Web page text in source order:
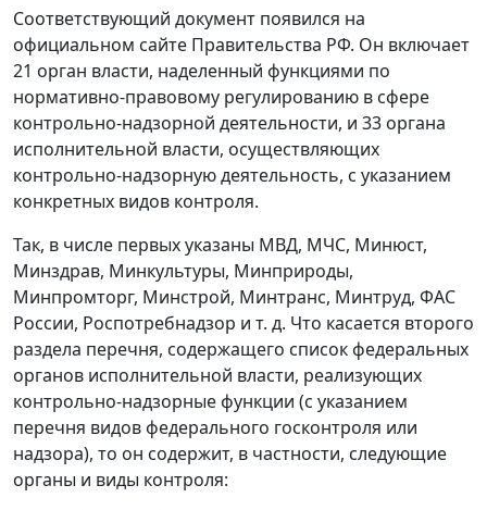
Соответствующий документ появился на
официальном сайте Правительства РФ. Он включает
21 орган власти, наделенный функциями по
нормативно-правовому регулированию в сфере
контрольно-надзорной деятельности, и 33 органа
исполнительной власти, осуществляющих
контрольно-надзорную деятельность, с указанием
конкретных видов контроля.
Так, в числе первых указаны МВД, МЧС, Минюст,
Минздрав, Минкультуры, Минприроды,
Минпромторг, Минстрой, Минтранс, Минтруд, ФАС
России, Роспотребнадзор и т. д. Что касается второго
раздела перечня, содержащего список федеральных
органов исполнительной власти, реализующих
контрольно-надзорные функции (с указанием
перечня видов федерального госконтроля или
надзора), то он содержит, в частности, следующие
органы и виды контроля: